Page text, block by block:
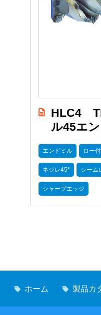
HLC4
ル45エ
エンドミル ロー
ネジレ45° シーム
シャープエッジ
ホーム 製品カ